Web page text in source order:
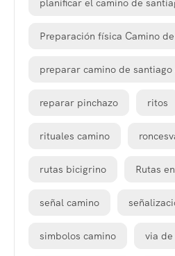
planificar el camino de
Preparación física Camino
preparar camino de
reparar pinchazo ritos
rituales camino
rutas bicigrino Rutas
señal camino
simbolos camino via